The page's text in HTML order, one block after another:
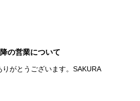
の営業について
がとうございます。SAKURA